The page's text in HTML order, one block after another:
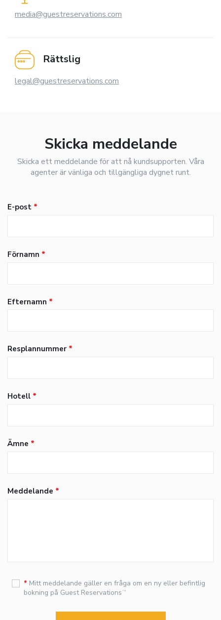
media@guestreservations.com
Rättslig
legal@guestreservations.com
Skicka meddelande
Skicka ett meddelande för att nå kundsupporten. Våra
agenter är vänliga och tillgängliga dygnet runt.
E-post *
Förnamn *
Efternamn *
Resplannummer *
Hotell *
Ämne *
Meddelande *
* Mitt meddelande gäller en fråga om en ny eller befintlig
bokning på Guest Reservations TM